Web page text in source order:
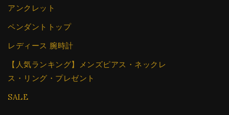
アンクレット
ペンダントトップ
レディース 腕時計
【人気ランキング】メンズピアス・ネックレ
ス・リング・プレゼント
SALE